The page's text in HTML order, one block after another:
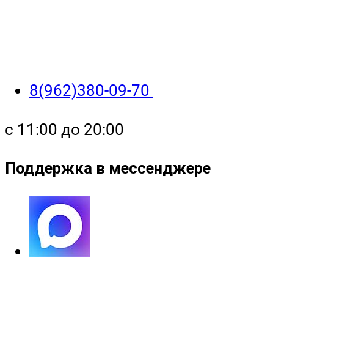
8(962)380-09-70
с 11:00 до 20:00
Поддержка в мессенджере